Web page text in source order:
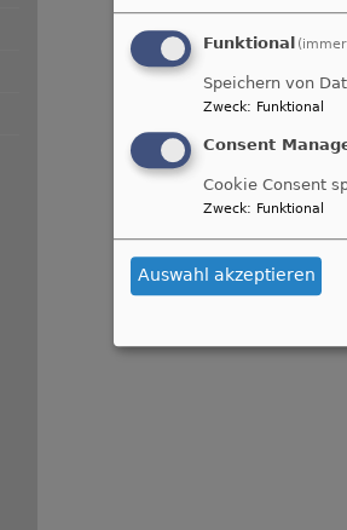
Funktional
Speichern von
Zweck: Funktional
Consent
Cookie Consent
Zweck: Funktional
Auswahl akzeptieren